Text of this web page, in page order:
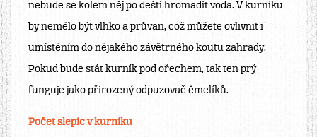
nebude se kolem něj po dešti hromadit voda. V kurníku
by nemělo být vlhko a průvan, což můžete ovlivnit i
umístěním do nějakého závětrného koutu zahrady.
Pokud bude stát kurník pod ořechem, tak ten prý
funguje jako přirozený odpuzovač čmelíků.
Počet slepic v kurníku